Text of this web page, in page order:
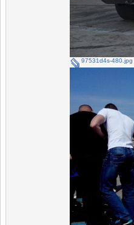
97531d4s-480.jpg